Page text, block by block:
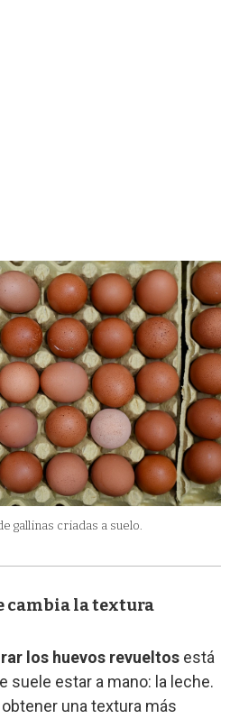
gallinas criadas a suelo.
cambia la textura
los huevos revueltos está
suele estar a mano: la leche.
una textura más